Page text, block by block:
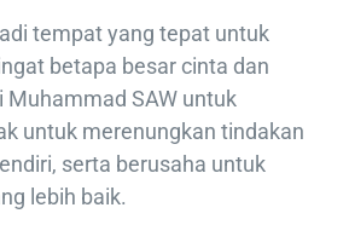
tempat yang tepat untuk
betapa besar cinta dan
Muhammad SAW untuk
untuk merenungkan tindakan
serta berusaha untuk
lebih baik.